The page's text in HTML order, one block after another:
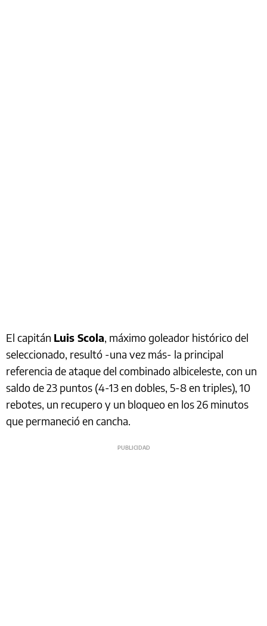
El capitán Luis Scola, máximo goleador histórico del
seleccionado, resultó -una vez más- la principal
referencia de ataque del combinado albiceleste, con un
saldo de 23 puntos (4-13 en dobles, 5-8 en triples), 10
rebotes, un recupero y un bloqueo en los 26 minutos
que permaneció en cancha.